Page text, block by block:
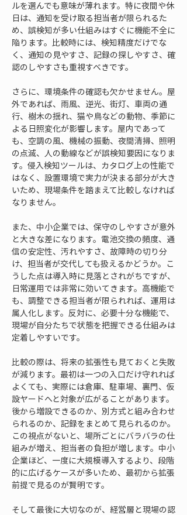
ルを選んでも意味が薄れます。特に夜間や休
日は、通知を受け取る担当者が限られるた
め、誤検知が多い仕組みはすぐに機能不全に
陥ります。比較時には、検知精度だけでな
く、通知の見やすさ、記録の探しやすさ、確
認のしやすさも重視すべきです。
さらに、環境条件の確認も欠かせません。屋
外であれば、雨風、逆光、街灯、車両の通
行、樹木の揺れ、猫や鳥などの動物、季節に
よる日照変化が影響します。屋内であって
も、空調の風、機械の振動、夜間清掃、照明
の点滅、人の動線などが誤検知要因になりま
す。侵入検知ツールは、カタログ上の性能で
はなく、設置環境で実力が決まる部分が大き
いため、現場条件を踏まえて比較しなければ
なりません。
また、中小企業では、保守のしやすさが意外
と大きな差になります。電池交換の頻度、通
信の安定性、汚れやすさ、故障時の切り分
け、担当者が交代しても扱えるかどうか。こ
うした点は導入時に見落とされがちですが、
日常運用では非常に効いてきます。高機能で
も、調整できる担当者が限られれば、運用は
属人化します。反対に、必要十分な機能で、
現場が自分たちで状態を把握できる仕組みは
定着しやすいです。
比較の際は、将来の拡張性も見ておくと失敗
が減ります。最初は一つの入口だけ守れれば
よくても、実際には倉庫、駐車場、裏門、仮
設ヤードへと対象が広がることがあります。
後から増設できるのか、別方式と組み合わせ
られるのか、記録をまとめて見られるのか。
この視点がないと、場所ごとにバラバラの仕
組みが増え、担当者の負担が増します。中小
企業ほど、一度に大規模導入するより、段階
的に広げるケースが多いため、最初から拡張
前提で見るのが賢明です。
そして最後に大切なのが、経営層と現場の認